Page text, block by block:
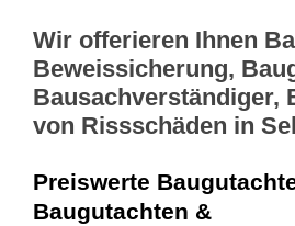
Wir offerieren Ihnen
Beweissicherung,
Bausachverständiger,
von Rissschäden in
Preiswerte
Baugutachten &